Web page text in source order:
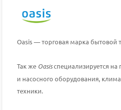
Oasis — торговая марка бытовой
Так же Oasisспециализируется на
и насосного оборудования,
техники.